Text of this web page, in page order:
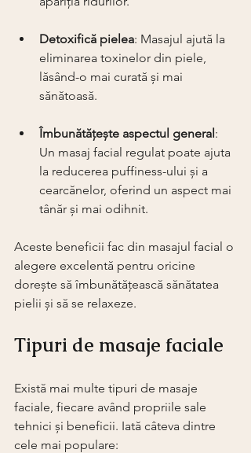
Detoxifică pielea: Masajul ajută la
eliminarea toxinelor din piele,
lăsând-o mai curată și mai
sănătoasă.
Îmbunătățește aspectul general:
Un masaj facial regulat poate ajuta
la reducerea puffiness-ului și a
cearcănelor, oferind un aspect mai
tânăr și mai odihnit.
Aceste beneficii fac din masajul facial o
alegere excelentă pentru oricine
dorește să îmbunătățească sănătatea
pielii și să se relaxeze.
Tipuri de masaje faciale
Există mai multe tipuri de masaje
faciale, fiecare având propriile sale
tehnici și beneficii. Iată câteva dintre
cele mai populare: